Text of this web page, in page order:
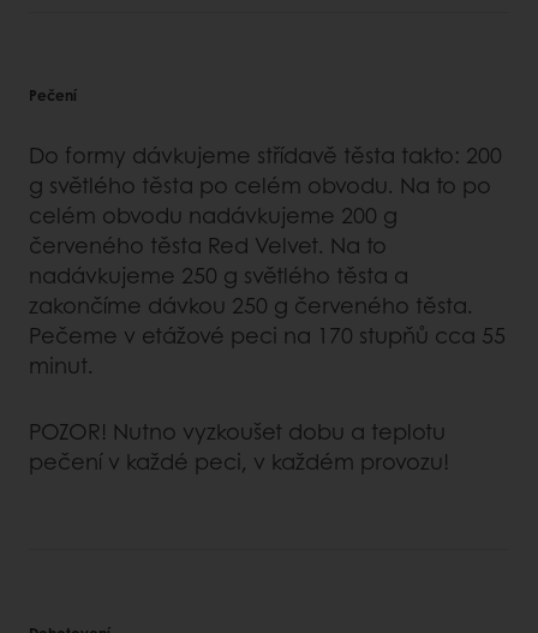
Pečení
Do formy dávkujeme střídavě těsta takto: 200
g světlého těsta po celém obvodu. Na to po
celém obvodu nadávkujeme 200 g
červeného těsta Red Velvet. Na to
nadávkujeme 250 g světlého těsta a
zakončíme dávkou 250 g červeného těsta.
Pečeme v etážové peci na 170 stupňů cca 55
minut.
POZOR! Nutno vyzkoušet dobu a teplotu
pečení v každé peci, v každém provozu!